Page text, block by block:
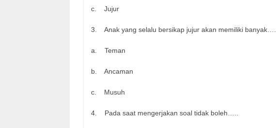
c. Jujur
3. Anak yang selalu bersikap jujur akan memiliki banyak….
a. Teman
b. Ancaman
c. Musuh
4. Pada saat mengerjakan soal tidak boleh…..